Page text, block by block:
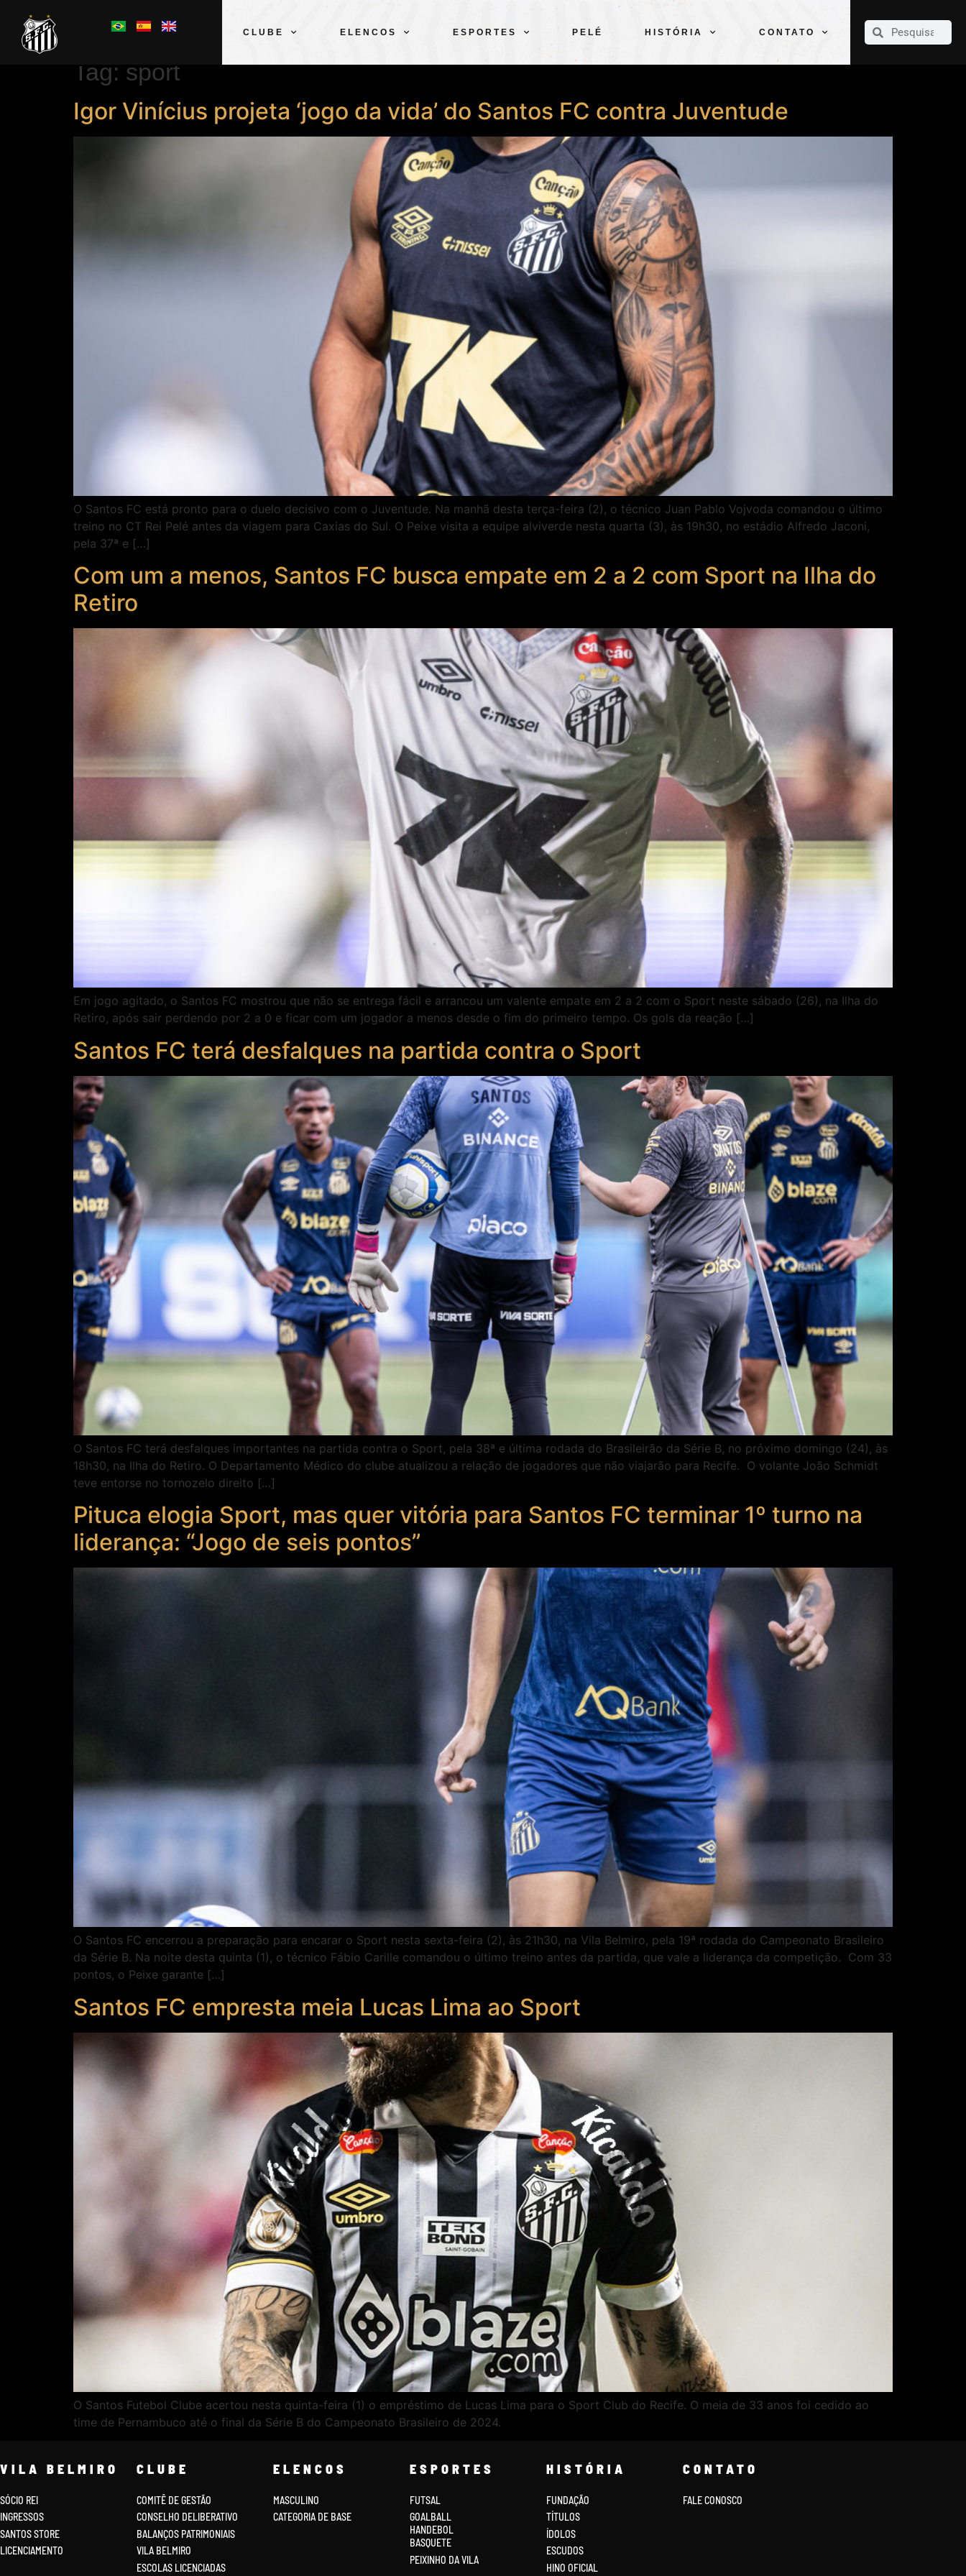
CLUBE ELENCOS ESPORTES PELÉ HISTÓRIA CONTATO
CLUBE
Tag: sport
Igor Vinícius projeta ‘jogo da vida’ do Santos FC contra Juventude
O Santos FC está pronto para o duelo decisivo com o Juventude. Na manhã desta terça-feira (2), o técnico Juan Pablo Vojvoda comandou o último
treino no CT Rei Pelé antes da viagem para Caxias do Sul. O Peixe visita a equipe alviverde nesta quarta (3), às 19h30, no estádio Alfredo Jaconi,
pela 37ª e […]
Com um a menos, Santos FC busca empate em 2 a 2 com Sport na Ilha do
Retiro
Em jogo agitado, o Santos FC mostrou que não se entrega fácil e arrancou um valente empate em 2 a 2 com o Sport neste sábado (26), na Ilha do
Retiro, após sair perdendo por 2 a 0 e ficar com um jogador a menos desde o fim do primeiro tempo. Os gols da reação […]
Santos FC terá desfalques na partida contra o Sport
O Santos FC terá desfalques importantes na partida contra o Sport, pela 38ª e última rodada do Brasileirão da Série B, no próximo domingo (24), às
18h30, na Ilha do Retiro. O Departamento Médico do clube atualizou a relação de jogadores que não viajarão para Recife. O volante João Schmidt
teve entorse no tornozelo direito […]
Pituca elogia Sport, mas quer vitória para Santos FC terminar 1º turno na
liderança: “Jogo de seis pontos”
O Santos FC encerrou a preparação para encarar o Sport nesta sexta-feira (2), às 21h30, na Vila Belmiro, pela 19ª rodada do Campeonato Brasileiro
da Série B. Na noite desta quinta (1), o técnico Fábio Carille comandou o último treino antes da partida, que vale a liderança da competição. Com 33
pontos, o Peixe garante […]
Santos FC empresta meia Lucas Lima ao Sport
O Santos Futebol Clube acertou nesta quinta-feira (1) o empréstimo de Lucas Lima para o Sport Club do Recife. O meia de 33 anos foi cedido ao
time de Pernambuco até o final da Série B do Campeonato Brasileiro de 2024.
VILA BELMIRO
SÓCIO REI
INGRESSOS
SANTOS STORE
LICENCIAMENTO
CLUBE
COMITÊ DE GESTÃO
CONSELHO DELIBERATIVO
BALANÇOS PATRIMONIAIS
VILA BELMIRO
ESCOLAS LICENCIADAS
ELENCOS
MASCULINO
CATEGORIA DE BASE
ESPORTES
FUTSAL
GOALBALL
HANDEBOL
BASQUETE
PEIXINHO DA VILA
HISTÓRIA
FUNDAÇÃO
TÍTULOS
ÍDOLOS
ESCUDOS
HINO OFICIAL
CONTATO
FALE CONOSCO